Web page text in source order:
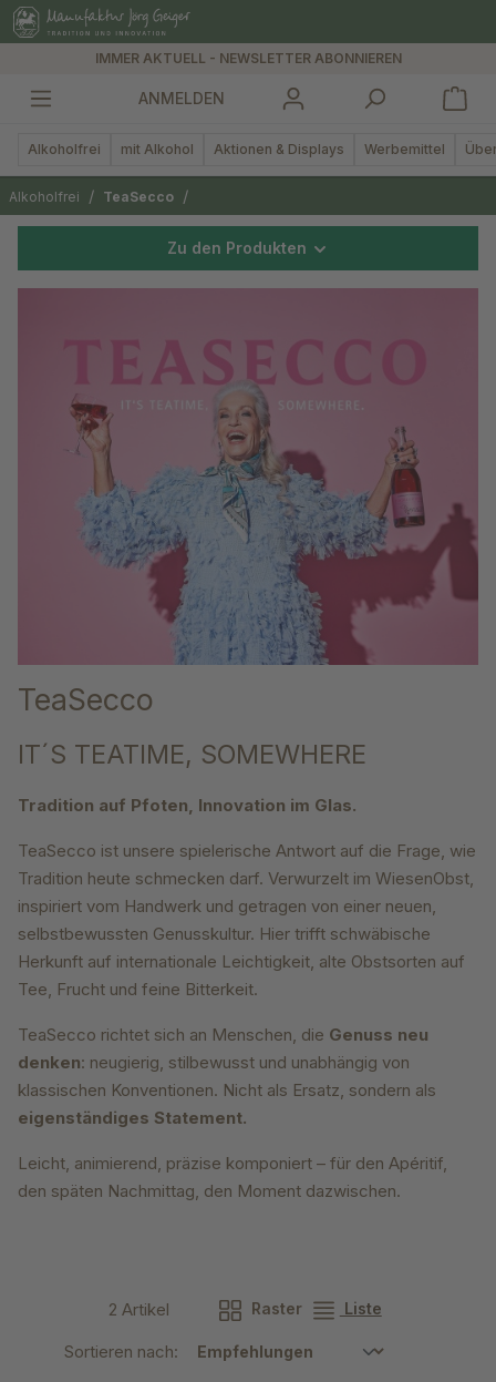
springen
IMMER AKTUELL - NEWSLETTER ABONNIEREN
ANMELDEN
Alkoholfrei mit Alkohol Aktionen & Displays Werbemittel
Alkoholfrei / TeaSecco /
Zu den Produkten
TeaSecco
IT´S TEATIME, SOMEWHERE
Tradition auf Pfoten, Innovation im Glas.
TeaSecco ist unsere spielerische Antwort auf die Frage, wie
Tradition heute schmecken darf. Verwurzelt im WiesenObst,
inspiriert vom Handwerk und getragen von einer neuen,
selbstbewussten Genusskultur. Hier trifft schwäbische
Herkunft auf internationale Leichtigkeit, alte Obstsorten auf
Tee, Frucht und feine Bitterkeit.
TeaSecco richtet sich an Menschen, die Genuss neu
denken: neugierig, stilbewusst und unabhängig von
klassischen Konventionen. Nicht als Ersatz, sondern als
eigenständiges Statement.
Leicht, animierend, präzise komponiert – für den Apéritif,
den späten Nachmittag, den Moment dazwischen.
2 Artikel Raster Liste
Sortieren nach: